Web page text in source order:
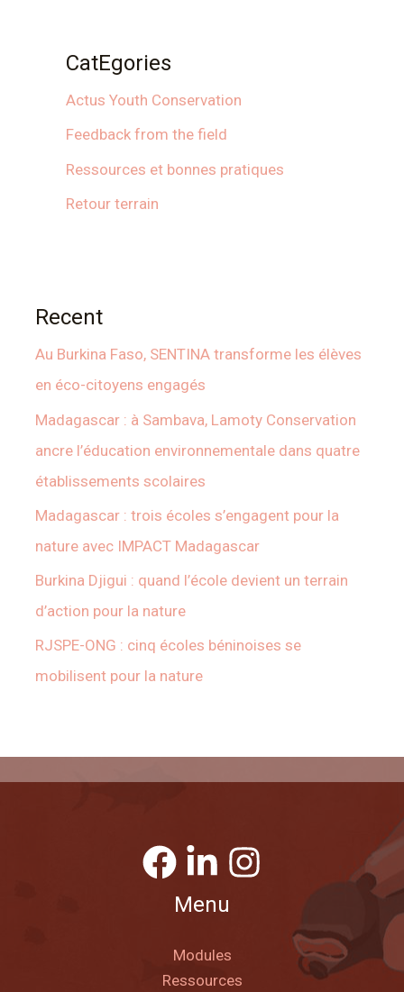
CatEgories
Actus Youth Conservation
Feedback from the field
Ressources et bonnes pratiques
Retour terrain
Recent
Au Burkina Faso, SENTINA transforme les élèves
en éco-citoyens engagés
Madagascar : à Sambava, Lamoty Conservation
ancre l’éducation environnementale dans quatre
établissements scolaires
Madagascar : trois écoles s’engagent pour la
nature avec IMPACT Madagascar
Burkina Djigui : quand l’école devient un terrain
d’action pour la nature
RJSPE-ONG : cinq écoles béninoises se
mobilisent pour la nature
Menu
Modules
Ressources